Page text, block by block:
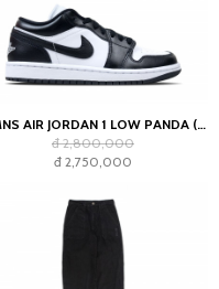
WMNS AIR JORDAN 1 LOW PANDA (2023)
đ 2,800,000
đ 2,750,000